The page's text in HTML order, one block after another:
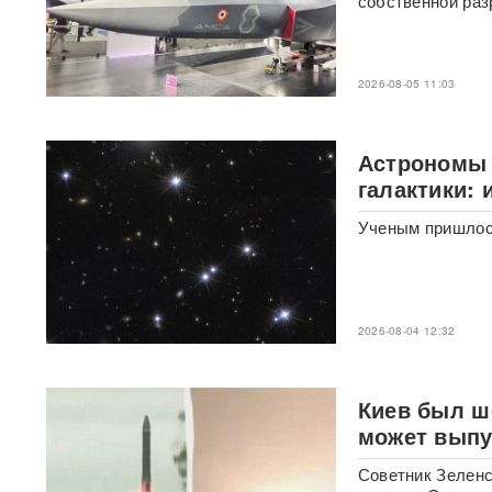
Российского историка Артема
Кирпиченка задержали сразу
после въезда в Израиль
"операцию принуждения"
«Начнутся серьезные
проблемы»: эксперт раскрыл,
когда ослабнут атаки БПЛА
ВСУ
Под Екатеринбургом
взорвали Mercedes главы
Китай впервые показал
кадры имитации нанесения
ядерного авиаудара
2026-08-05 11:03
Астрономы
галактики:
Ученым
2026-08-04 12:32
Киев был
может
Советник